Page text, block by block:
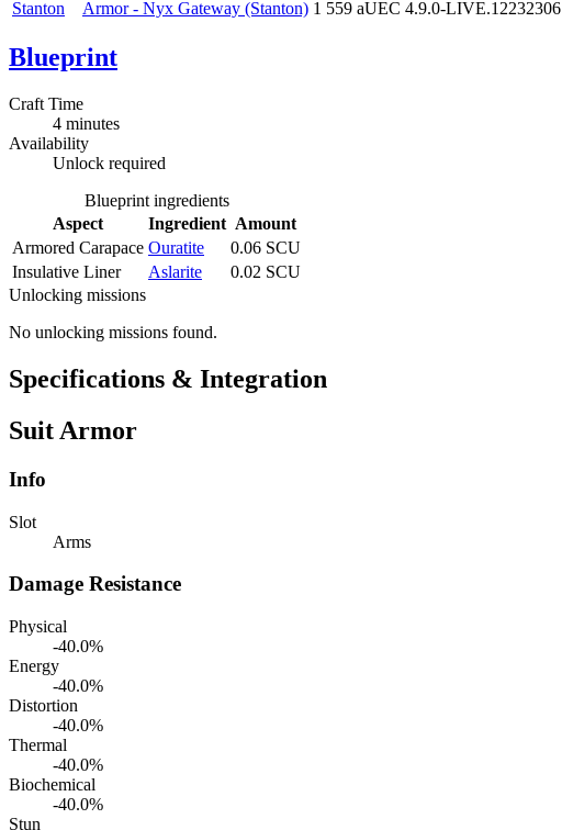
Stanton
Armor - Nyx Gateway (Stanton) 1 559 aUEC 4.9.0-LIVE.12232306
Blueprint
Craft Time
4 minutes
Availability
Unlock required
Blueprint ingredients
Aspect
Ingredient Amount
Armored Carapace Ouratite
0.06 SCU
Insulative Liner
Aslarite
0.02 SCU
Unlocking missions
No unlocking missions found.
Specifications & Integration
Suit Armor
Info
Slot
Arms
Damage Resistance
Physical
-40.0%
Energy
-40.0%
Distortion
-40.0%
Thermal
-40.0%
Biochemical
-40.0%
Stun